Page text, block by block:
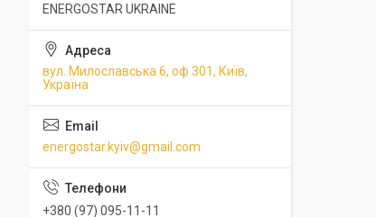
ENERGOSTAR UKRAINE
вул. Милославська 6, оф 301, Київ,
Україна
energostar.kyiv@gmail.com
+380 (97) 095-11-11